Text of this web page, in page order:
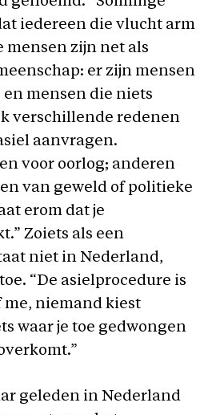
iedereen die vlucht arm
mensen zijn net als
er zijn mensen
en mensen die niets
verschillende redenen
aanvragen.
voor oorlog; anderen
van geweld of politieke
erom dat je
Zoiets als een
niet in Nederland,
“De asielprocedure is
me, niemand kiest
waar je toe gedwongen
geleden in Nederland